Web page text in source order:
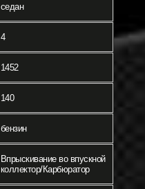
седан
4
1452
140
бензин
Впрыскивание во впускной
коллектор/Карбюратор